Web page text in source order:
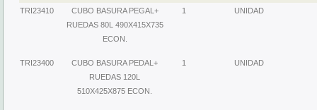
TRI23410
CUBO BASURA PEGAL+
RUEDAS 80L 490X415X735
ECON.
1 UNIDAD
TRI23400
CUBO BASURA PEDAL+
RUEDAS 120L
510X425X875 ECON.
1 UNIDAD